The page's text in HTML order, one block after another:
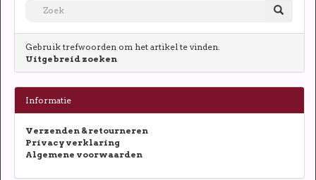
Gebruik trefwoorden om het artikel te vinden.
Uitgebreid zoeken
Informatie
Verzenden & retourneren
Privacy verklaring
Algemene voorwaarden